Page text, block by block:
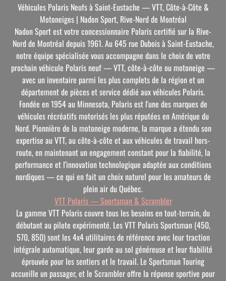
Véhicules Polaris Neufs à Saint-Eustache — VTT, Côte-à-Côte &
Motoneiges | Nadon Sport, Rive-Nord de Montréal
Nadon Sport est votre concessionnaire Polaris certifié sur la Rive-
Nord de Montréal depuis 1961. Au 645 rue Dubois à Saint-Eustache,
notre équipe spécialisée vous accompagne dans le choix de votre
prochain véhicule Polaris neuf — VTT, côte-à-côte ou motoneige —
avec un inventaire parmi les plus complets de la région et un
département de pièces et service dédié aux véhicules Polaris.
Fondée en 1954 au Minnesota, Polaris est l'une des marques de
véhicules récréatifs motorisés les plus réputées en Amérique du
Nord. Pionnière de la motoneige moderne, la marque a étendu son
expertise au VTT, au côte-à-côte et aux véhicules de travail hors-
route, en maintenant un engagement constant pour la fiabilité, la
performance et l'innovation technologique adaptée aux conditions
nordiques — ce qui en fait un choix naturel pour les amateurs de
plein air du Québec.
VTT Polaris — Sportsman & Scrambler
La gamme VTT Polaris couvre tous les besoins en tout-terrain, du
débutant au pilote expérimenté. Les VTT Polaris Sportsman (450,
570, 850) sont les 4x4 utilitaires de référence avec leur traction
intégrale automatique, leur garde au sol généreuse et leur fiabilité
éprouvée pour les sentiers et le travail. Le Sportsman Touring
accueille un passager, et le Scrambler offre la réponse sportive pour